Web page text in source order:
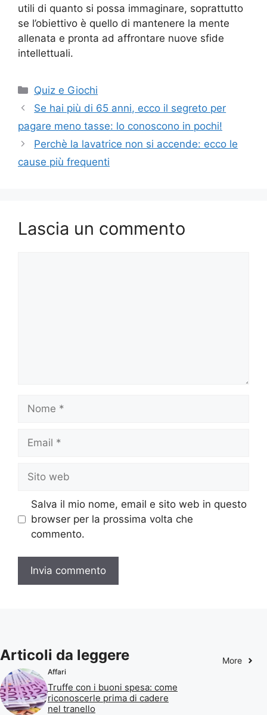
utili di quanto si possa immaginare, soprattutto
se l’obiettivo è quello di mantenere la mente
allenata e pronta ad affrontare nuove sfide
intellettuali.
Categorie
Quiz e Giochi
Se hai più di 65 anni, ecco il segreto per
pagare meno tasse: lo conoscono in pochi!
Perchè la lavatrice non si accende: ecco le
cause più frequenti
Lascia un commento
web
Salva il mio nome, email e sito web in questo
browser per la prossima volta che
commento.
Articoli da leggere More
Affari
Truffe con i buoni spesa: come
riconoscerle prima di cadere
nel tranello